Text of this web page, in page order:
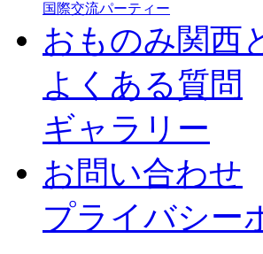
国際交流パーティー
おものみ関西
よくある質問
ギャラリー
お問い合わせ
プライバシー